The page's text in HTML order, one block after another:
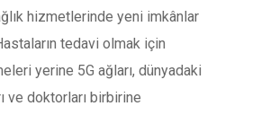
hizmetlerinde yeni imkânlar
tedavi olmak için
yerine 5G ağları, dünyadaki
ve doktorları birbirine